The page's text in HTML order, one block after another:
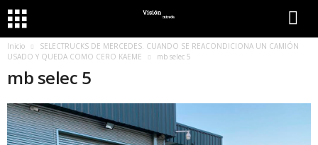
Inicio
SELECTRUCKS DE MERCEDES. CUANDO SE REACONDICIONA UN CAMIÓN
USADO Y QUEDA COMO CERO KAEME
mb selec 5
mb selec 5